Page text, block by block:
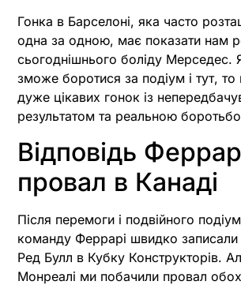
Гонка в Барселоні, яка часто
одна за одною, має показати нам
сьогоднішнього боліду Мерседес.
зможе боротися за подіум і тут, то
дуже цікавих гонок із
результатом та реальною
Відповідь
провал в Канаді
Після перемоги і подвійного
команду Феррарі швидко записали
Ред Булл в Кубку Конструкторів.
Монреалі ми побачили провал обох